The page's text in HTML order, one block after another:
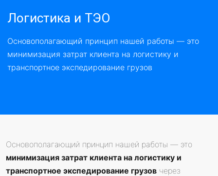
Логистика и ТЭО
Основополагающий принцип нашей работы — это
минимизация затрат клиента на логистику и
транспортное экспедирование грузов
Основополагающий принцип нашей работы — это
минимизация затрат клиента на логистику и
транспортное экспедирование грузов через